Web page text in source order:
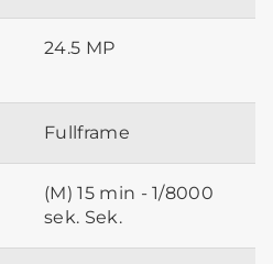
24.5 MP
Fullframe
(M) 15 min - 1/8000
sek. Sek.